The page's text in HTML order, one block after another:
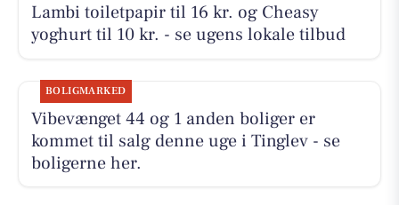
Lambi toiletpapir til 16 kr. og Cheasy
yoghurt til 10 kr. - se ugens lokale tilbud
BOLIGMARKED
Vibevænget 44 og 1 anden boliger er
kommet til salg denne uge i Tinglev - se
boligerne her.